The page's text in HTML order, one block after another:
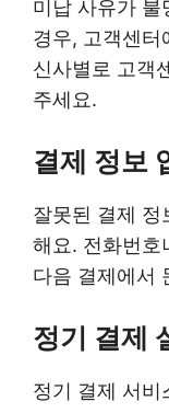
미납 사유가 불
경우, 고객센터
신사별로 고객
주세요.
결제 정보
잘못된 결제 정
해요. 전화번호
다음 결제에서
정기 결제
정기 결제 서비